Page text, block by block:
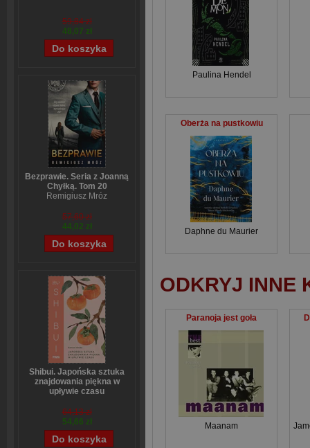
59,84 zł
48,07 zł
Bezprawie. Seria z Joanną
Chyłką. Tom 20
Remigiusz Mróz
57,60 zł
44,02 zł
Shibui. Japońska sztuka
znajdowania piękna w
upływie czasu
64,13 zł
54,66 zł
Paulina Hendel
Oberża na pustkowiu
Daphne du Maurier
ODKRYJ INNE
Paranoja jest goła
Maanam